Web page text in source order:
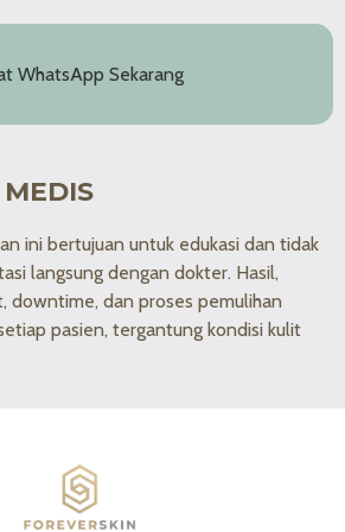
WhatsApp Sekarang
ini bertujuan untuk edukasi dan tidak
langsung dengan dokter. Hasil,
downtime, dan proses pemulihan
pasien, tergantung kondisi kulit